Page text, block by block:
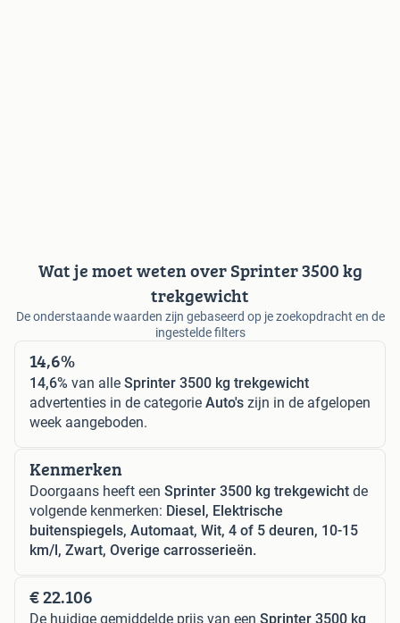
Wat je moet weten over Sprinter 3500 kg
trekgewicht
De onderstaande waarden zijn gebaseerd op je zoekopdracht en de
ingestelde filters
14,6%
14,6% van alle Sprinter 3500 kg trekgewicht
advertenties in de categorie Auto's zijn in de afgelopen
week aangeboden.
Kenmerken
Doorgaans heeft een Sprinter 3500 kg trekgewicht de
volgende kenmerken: Diesel, Elektrische
buitenspiegels, Automaat, Wit, 4 of 5 deuren, 10-15
km/l, Zwart, Overige carrosserieën.
€ 22.106
De huidige gemiddelde prijs van een Sprinter 3500 kg